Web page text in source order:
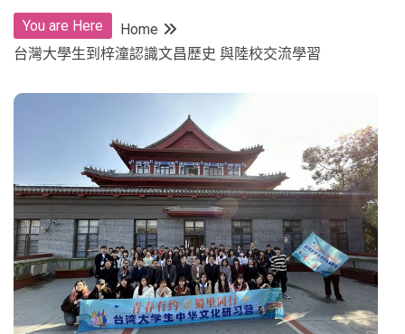
You are Here
Home
台灣大學生到梓潼認識文昌歷史 與陸校交流學習